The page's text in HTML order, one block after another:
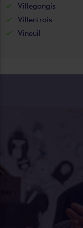
Villegongis
Villentrois
Vineuil